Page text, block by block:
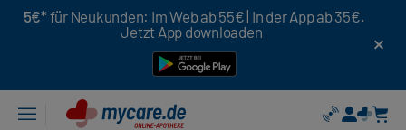
5€* für Neukunden: Im Web ab 55€ | In der App ab 35€.
Jetzt App downloaden